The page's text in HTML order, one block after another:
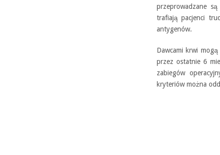
przeprowadzane
trafiają pacjenci
antygenów.
Dawcami krwi
przez ostatnie 6
zabiegów
kryteriów można